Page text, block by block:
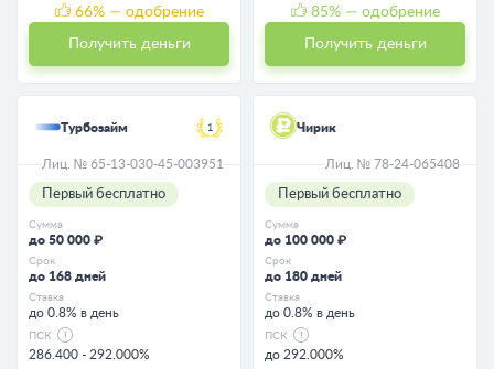
66% — одобрение
Получить деньги
85% — одобрение
Получить деньги
Турбозайм 1
Лиц. № 65-13-030-45-003951
Первый бесплатно
Сумма
до 50 000 ₽
Срок
до 168 дней
Ставка
до 0.8% в день
ПСК
286.400 - 292.000%
Чирик
Лиц. № 78-24-065408
Первый бесплатно
Сумма
до 100 000 ₽
Срок
до 180 дней
Ставка
до 0.8% в день
ПСК
до 292.000%